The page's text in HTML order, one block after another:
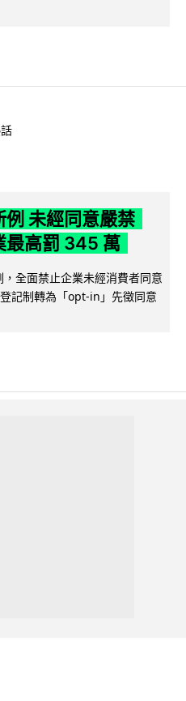
例 未經同意嚴禁
最高罰 345 萬
全面禁止企業未經消費者同意
記制轉為「opt-in」先徵同意